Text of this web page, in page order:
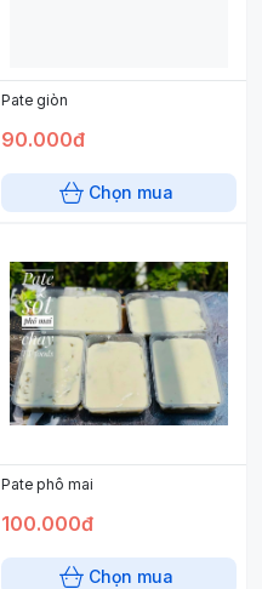
Pate giòn
90.000đ
Chọn mua
Pate phô mai
100.000đ
Chọn mua